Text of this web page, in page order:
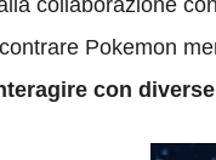
collaborazione
Pokemon
con